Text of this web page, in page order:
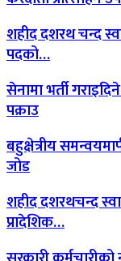
शहीद दशरथ चन्द
पदको…
सेनामा भर्ती
पक्राउ
बहुक्षेत्रीय
जोड
शहीद दशरथचन्द
प्रादेशिक…